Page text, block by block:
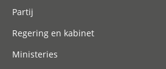
Partij
Regering en kabinet
Ministeries